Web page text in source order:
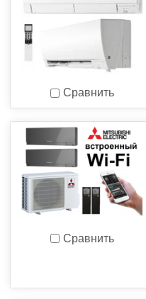
Сравнить
Сравнить